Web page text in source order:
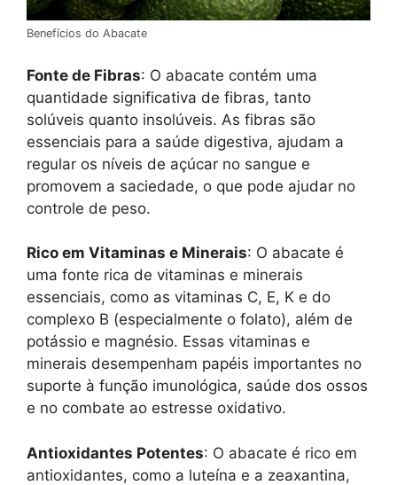
Benefícios do Abacate
Fonte de Fibras: O abacate contém uma
quantidade significativa de fibras, tanto
solúveis quanto insolúveis. As fibras são
essenciais para a saúde digestiva, ajudam a
regular os níveis de açúcar no sangue e
promovem a saciedade, o que pode ajudar no
controle de peso.
Rico em Vitaminas e Minerais: O abacate é
uma fonte rica de vitaminas e minerais
essenciais, como as vitaminas C, E, K e do
complexo B (especialmente o folato), além de
potássio e magnésio. Essas vitaminas e
minerais desempenham papéis importantes no
suporte à função imunológica, saúde dos ossos
e no combate ao estresse oxidativo.
Antioxidantes Potentes: O abacate é rico em
antioxidantes, como a luteína e a zeaxantina,